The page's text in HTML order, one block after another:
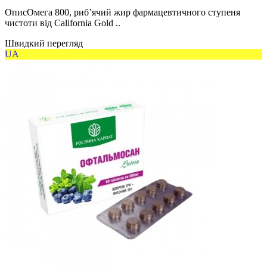
ОписОмега 800, риб’ячий жир фармацевтичного ступеня
чистоти від California Gold ..
Швидкий перегляд
UA